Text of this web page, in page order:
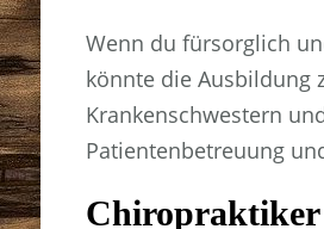
Wenn du fürsorglich
könnte die Ausbildung
Krankenschwestern
Patientenbetreuung
Chiropraktiker